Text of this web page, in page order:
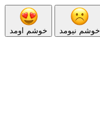
خوشم اومد خوشم نیومد